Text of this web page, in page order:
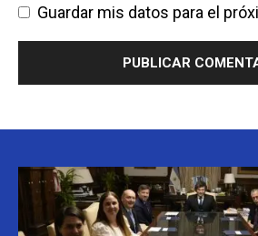
Guardar mis datos para el